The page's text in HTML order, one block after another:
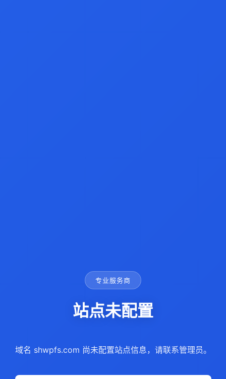
专业服务商
站点未配置
域名 shwpfs.com 尚未配置站点信息，请联系管理员。